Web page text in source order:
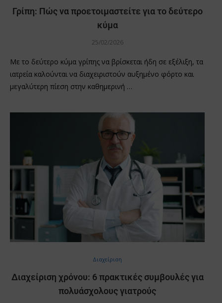
Γρίπη: Πώς να προετοιμαστείτε για το δεύτερο
κύμα
25/02/2026
Με το δεύτερο κύμα γρίπης να βρίσκεται ήδη σε εξέλιξη, τα
ιατρεία καλούνται να διαχειριστούν αυξημένο φόρτο και
μεγαλύτερη πίεση στην καθημερινή …
Διαχείριση
Διαχείριση χρόνου: 6 πρακτικές συμβουλές για
πολυάσχολους γιατρούς